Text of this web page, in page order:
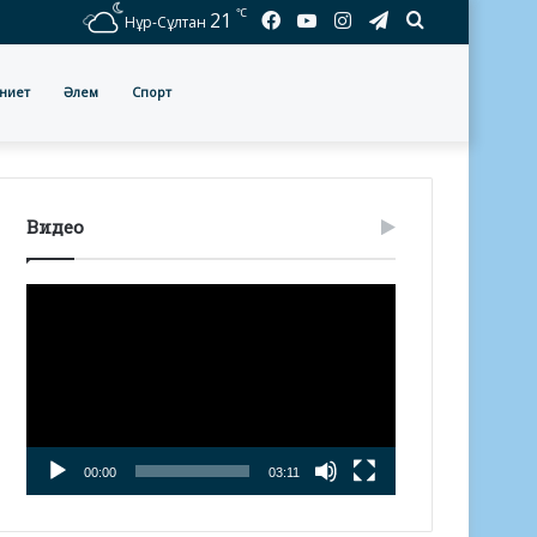
Іздеу
Telegram
Instagram
YouTube
Facebook
Нұр-Сұлтан 21 ℃
Әлем Спорт
Видео
00:00 03:11